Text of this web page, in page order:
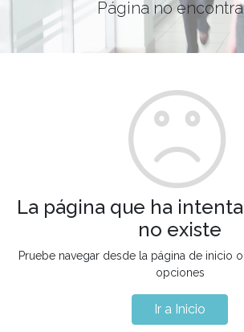
Página no
La página que ha
no existe
Pruebe navegar desde la página de inicio
opciones
Ir a Inicio